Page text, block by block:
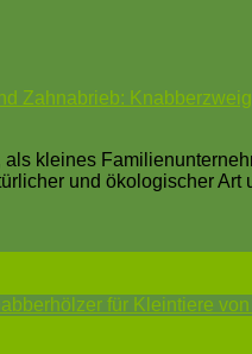
Zahnabrieb:
als kleines
und ökologischer
für Kleintiere